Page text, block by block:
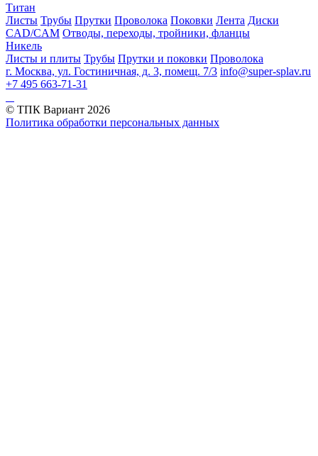
Титан
Листы Трубы Прутки Проволока Поковки Лента Диски
CAD/CAM Отводы, переходы, тройники, фланцы
Никель
Листы и плиты Трубы Прутки и поковки Проволока
г. Москва, ул. Гостиничная, д. 3, помещ. 7/3 info@super-splav.ru
+7 495 663-71-31
© ТПК Вариант 2026
Политика обработки персональных данных